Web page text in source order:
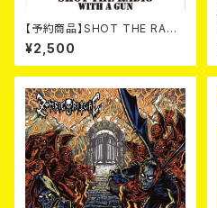
【予約商品】SHOT THE RADI
O WITH A GUN / SOUND RI
OT (CD)【8月８日発売】
¥2,500